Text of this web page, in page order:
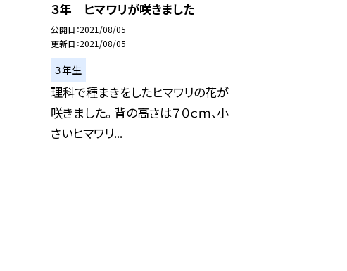
３年 ヒマワリが咲きました
公開日 2021/08/05
更新日 2021/08/05
３年生
理科で種まきをしたヒマワリの花が
咲きました。 背の高さは７０ｃｍ、小
さいヒマワリ...